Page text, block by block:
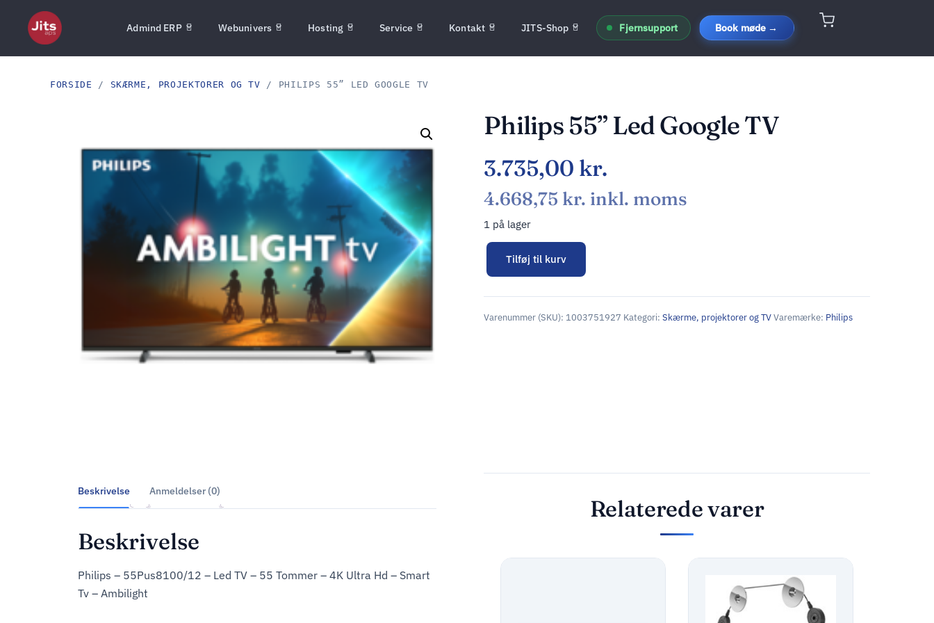
Admind ERP Webunivers Hosting Service Kontakt JITS-Shop Fjernsupport Book møde →
FORSIDE / SKÆRME, PROJEKTORER OG TV / PHILIPS 55” LED GOOGLE TV
Philips 55” Led Google TV
3.735,00 kr.
4.668,75 kr. inkl. moms
1 på lager
Tilføj til kurv
Alternative:
Varenummer (SKU): 1003751927 Kategori: Skærme, projektorer og TVVaremærke: Philips
Beskrivelse Anmeldelser (0)
Beskrivelse
Philips – 55Pus8100/12 – Led TV – 55 Tommer – 4K Ultra Hd – Smart
Tv – Ambilight
Relaterede varer